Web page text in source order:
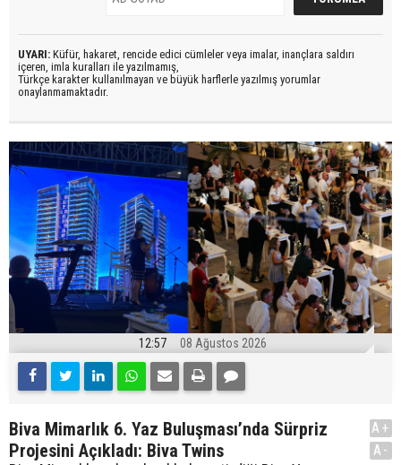
UYARI: Küfür, hakaret, rencide edici cümleler veya imalar, inançlara saldırı
içeren, imla kuralları ile yazılmamış,
Türkçe karakter kullanılmayan ve büyük harflerle yazılmış yorumlar
onaylanmamaktadır.
12:57 08 Ağustos 2026
Biva Mimarlık 6. Yaz Buluşması’nda Sürpriz
Projesini Açıkladı: Biva Twins
A+
A-